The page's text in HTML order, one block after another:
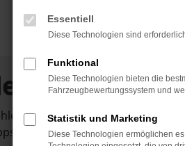
Error
aufgetreten.
die dir helfen können:
Essentiell
Diese Technologien sind
Funktional
Diese Technologien bieten die
Fahrzeugbewertungssystem und
Statistik und Marketing
Diese Technologien ermöglichen